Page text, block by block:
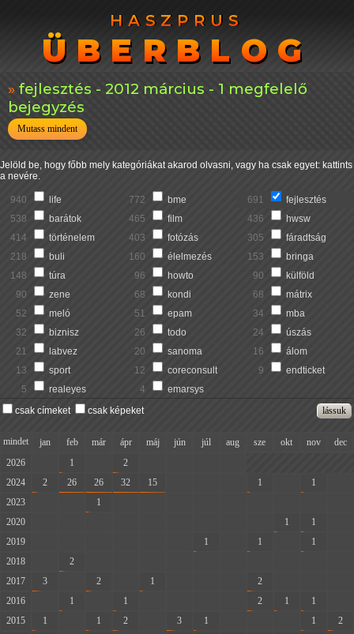
HASZPRUS
ÜBERBLOG
HASZPRUS
ÜBERBLOG
fejlesztés - 2012 március - 1 megfelelő
bejegyzés
Mutass mindent
Jelöld be, hogy főbb mely kategóriákat akarod olvasni, vagy ha csak egyet: kattints
a nevére.
940 life 772 bme 691
fejlesztés
538
barátok 465 film 436
hwsw
414
történelem 403 fotózás 305
fáradtság
218
buli 160 élelmezés 153
bringa
148
túra 96 howto 90
külföld
90
zene 68 kondi 68
mátrix
52
meló 51 epam 34
mba
32
biznisz 26 todo 24
úszás
21
labvez 20 sanoma 16
álom
13
sport 12 coreconsult 9
endticket
5
realeyes 4
emarsys
csak címeket
csak képeket
mindet jan feb már ápr máj jún júl aug sze okt nov
dec
2026
1 2
2024
2 26 26 32 15 1 1
2023
1
2020
1 1
2019
1 1 1
2018
2
2017
3 2 1 2
2016
1 1 2 1 1
2015
1 1 2 3 1 1
2